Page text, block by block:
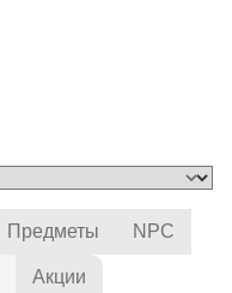
Предметы NPC
Акции